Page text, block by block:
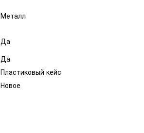
Металл
Да
Да
Пластиковый кейс
Новое